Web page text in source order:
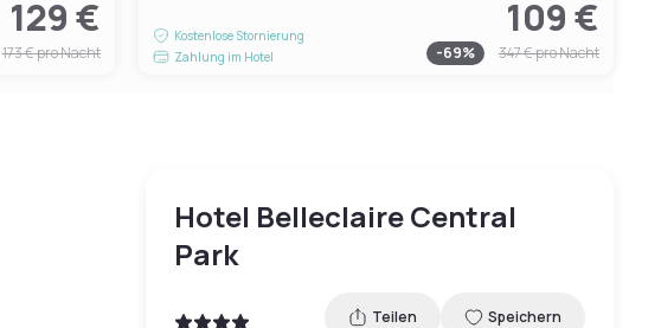
129 €
173 €pro Nacht
Kostenlose Stornierung
Zahlung im Hotel
109 €
-69% 347 €pro Nacht
Hotel Belleclaire Central
Park
Teilen Speichern